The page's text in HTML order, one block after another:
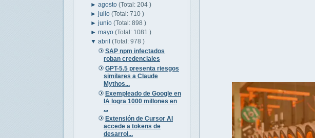
►agosto(Total: 204 )
►julio(Total: 710 )
►junio(Total: 898 )
►mayo(Total: 1081 )
▼abril(Total: 978 )
SAP npm infectados
roban credenciales
GPT-5.5 presenta riesgos
similares a Claude
Mythos...
Exempleado de Google en
IA logra 1000 millones en
...
Extensión de Cursor AI
accede a tokens de
desarrol...